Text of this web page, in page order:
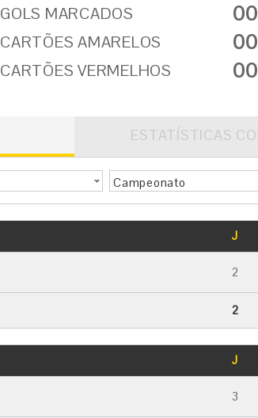
GOLS MARCADOS
CARTÕES AMARELOS
CARTÕES VERMELHOS
00
00
00
ESTATÍSTICAS
Campeonato
J
2
2
J
3